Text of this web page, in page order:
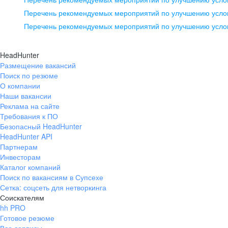
pr@ural.hh.ru
помещение 21
+7 383 207-94-64
pr@nsk.hh.ru
Перечень рекомендуемых мероприятий по улучшению
Перечень рекомендуемых мероприятий по улучшению
HeadHunter
Размещение вакансий
Поиск по резюме
О компании
Наши вакансии
Реклама на сайте
Требования к ПО
Безопасный HeadHunter
HeadHunter API
Партнерам
Инвесторам
Каталог компаний
Поиск по вакансиям в Супсехе
Сетка: соцсеть для нетворкинга
Соискателям
hh PRO
Готовое резюме